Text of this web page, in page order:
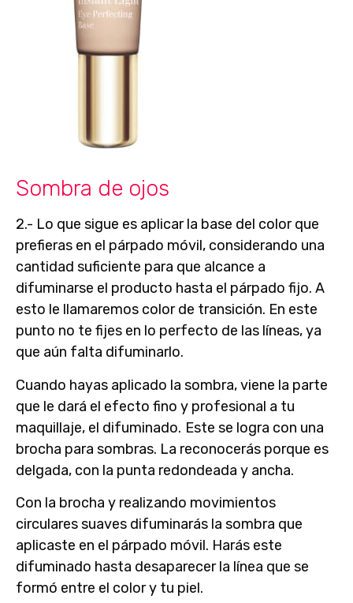
Sombra de ojos
2.- Lo que sigue es aplicar la base del colorque
prefieras en el párpado móvil, considerando una
cantidad suficiente para que alcance a
difuminarse el producto hasta el párpado fijo. A
esto le llamaremos color de transición. En este
punto no te fijes en lo perfecto de las líneas, ya
que aún falta difuminarlo.
Cuando hayas aplicado la sombra, viene la parte
que le dará el efecto fino y profesional a tu
maquillaje, el difuminado. Este se logra con una
brocha para sombras. La reconocerás porque es
delgada, con la punta redondeada y ancha.
Con la brocha y realizando movimientos
circulares suaves difuminarás la sombra que
aplicaste en el párpado móvil. Harás este
difuminado hasta desaparecer la línea que se
formó entre el color y tu piel.